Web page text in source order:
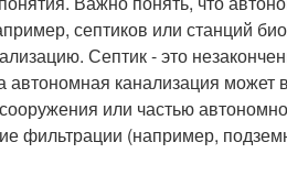
уровне
септиков или станций
Септик - это
канализация может
или частью
фильтрации (например,